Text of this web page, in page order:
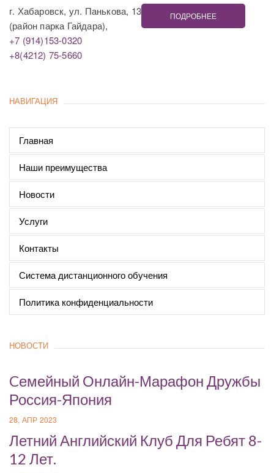
г. Хабаровск, ул. Панькова, 13
(район парка Гайдара),
+7 (914)153-0320
+8(4212) 75-5660
ПОДРОБНЕЕ
НАВИГАЦИЯ
Главная
Наши преимущества
Новости
Услуги
Контакты
Система дистанционного обучения
Политика конфиденциальности
НОВОСТИ
Cемейный Онлайн-Марафон Дружбы
Россия-Япония
28, АПР 2023
Летний Английский Клуб Для Ребят 8-
12 Лет.